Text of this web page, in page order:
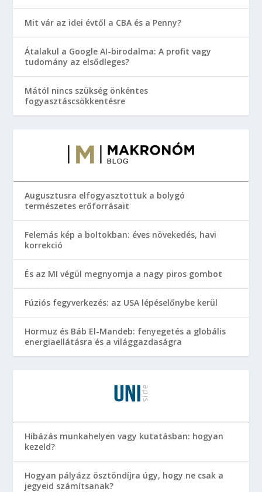
Mit vár az idei évtől a CBA és a Penny?
Átalakul a Google AI-birodalma: A profit vagy
tudomány az elsődleges?
Mától nincs szükség önkéntes
fogyasztáscsökkentésre
Augusztusra elfogyasztottuk a bolygó
természetes erőforrásait
Felemás kép a boltokban: éves növekedés, havi
korrekció
És az MI végül megnyomja a nagy piros gombot
Fúziós fegyverkezés: az USA lépéselőnybe kerül
Hormuz és Báb El-Mandeb: fenyegetés a globális
energiaellátásra és a világgazdaságra
Hibázás munkahelyen vagy kutatásban: hogyan
kezeld?
Hogyan pályázz ösztöndíjra úgy, hogy ne csak a
jegyeid számítsanak?